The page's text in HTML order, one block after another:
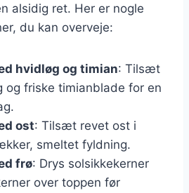
alsidig ret. Her er nogle
du kan overveje:
hvidløg og timian: Tilsæt
og friske timianblade for en
ost: Tilsæt revet ost i
smeltet fyldning.
frø: Drys solsikkekerner
over toppen før